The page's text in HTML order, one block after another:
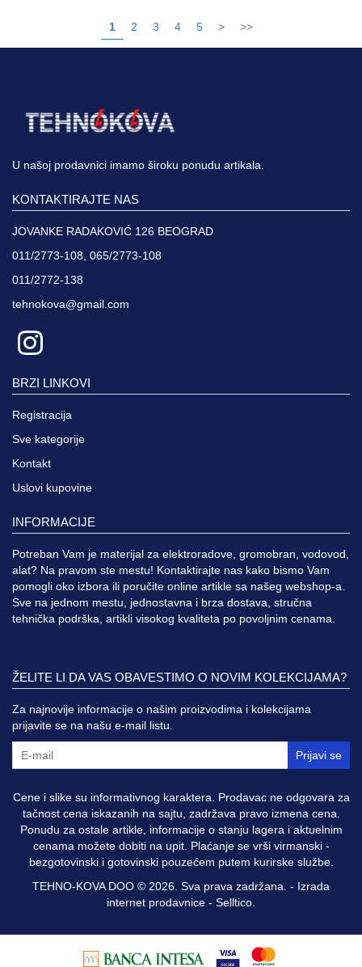
1 2 3 4 5 > >>
U našoj prodavnici imamo široku ponudu artikala.
KONTAKTIRAJTE NAS
JOVANKE RADAKOVIĆ 126 BEOGRAD
011/2773-108, 065/2773-108
011/2772-138
tehnokova@gmail.com
BRZI LINKOVI
Registracija
Sve kategorije
Kontakt
Uslovi kupovine
INFORMACIJE
Potreban Vam je materijal za elektroradove, gromobran, vodovod,
alat? Na pravom ste mestu! Kontaktirajte nas kako bismo Vam
pomogli oko izbora ili poručite online artikle sa našeg webshop-a.
Sve na jednom mestu, jednostavna i brza dostava, stručna
tehnička podrška, artikli visokog kvaliteta po povoljnim cenama.
ŽELITE LI DA VAS OBAVESTIMO O NOVIM KOLEKCIJAMA?
Za najnovije informacije o našim proizvodima i kolekcijama
prijavite se na našu e-mail listu.
Prijavi se
Cene i slike su informativnog karaktera. Prodavac ne odgovara za
tačnost cena iskazanih na sajtu, zadržava pravo izmena cena.
Ponudu za ostale artikle, informacije o stanju lagera i aktuelnim
cenama možete dobiti na upit. Plaćanje se vrši virmanski -
bezgotovinski i gotovinski pouzećem putem kurirske službe.
TEHNO-KOVA DOO © 2026. Sva prava zadržana. - Izrada
internet prodavnice - Selltico.